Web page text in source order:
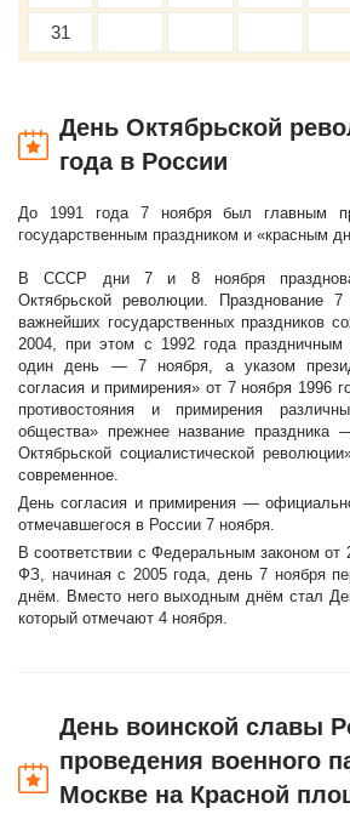
31
День Октябрьской
года в России
До 1991 года 7 ноября был главным
государственным праздником и «красным
В СССР дни 7 и 8 ноября
Октябрьской революции. Празднование
важнейших государственных праздников
2004, при этом с 1992 года праздничным
один день — 7 ноября, а указом
согласия и примирения» от 7 ноября 1996
противостояния и примирения
общества» прежнее название праздника
Октябрьской социалистической
современное.
День согласия и примирения —
отмечавшегося в России 7 ноября.
В соответствии с Федеральным законом
ФЗ, начиная с 2005 года, день 7 ноября
днём. Вместо него выходным днём стал
который отмечают 4 ноября.
День воинской славы
проведения военного
Москве на Красной